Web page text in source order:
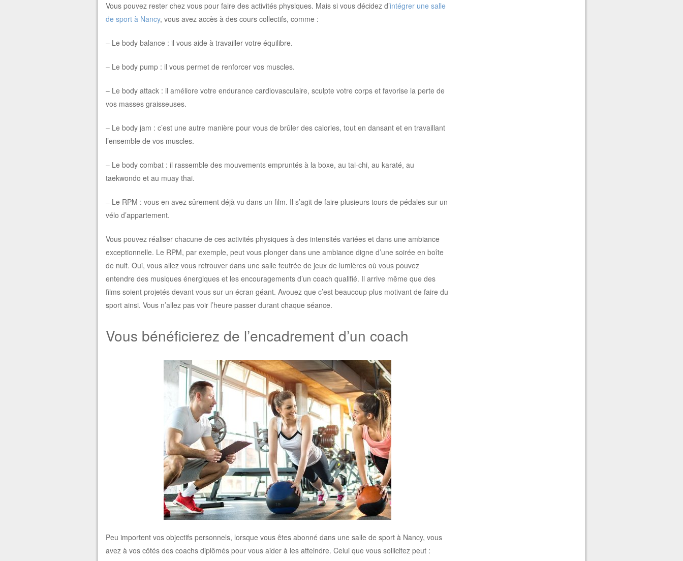
Vous pouvez rester chez vous pour faire des activités physiques. Mais si vous décidez d’intégrer une salle
de sport à Nancy, vous avez accès à des cours collectifs, comme :
– Le body balance : il vous aide à travailler votre équilibre.
– Le body pump : il vous permet de renforcer vos muscles.
– Le body attack : il améliore votre endurance cardiovasculaire, sculpte votre corps et favorise la perte de
vos masses graisseuses.
– Le body jam : c’est une autre manière pour vous de brûler des calories, tout en dansant et en travaillant
l’ensemble de vos muscles.
– Le body combat : il rassemble des mouvements empruntés à la boxe, au tai-chi, au karaté, au
taekwondo et au muay thai.
– Le RPM : vous en avez sûrement déjà vu dans un film. Il s’agit de faire plusieurs tours de pédales sur un
vélo d’appartement.
Vous pouvez réaliser chacune de ces activités physiques à des intensités variées et dans une ambiance
exceptionnelle. Le RPM, par exemple, peut vous plonger dans une ambiance digne d’une soirée en boîte
de nuit. Oui, vous allez vous retrouver dans une salle feutrée de jeux de lumières où vous pouvez
entendre des musiques énergiques et les encouragements d’un coach qualifié. Il arrive même que des
films soient projetés devant vous sur un écran géant. Avouez que c’est beaucoup plus motivant de faire du
sport ainsi. Vous n’allez pas voir l’heure passer durant chaque séance.
Vous bénéficierez de l’encadrement d’un coach
Peu importent vos objectifs personnels, lorsque vous êtes abonné dans une salle de sport à Nancy, vous
avez à vos côtés des coachs diplômés pour vous aider à les atteindre. Celui que vous sollicitez peut :